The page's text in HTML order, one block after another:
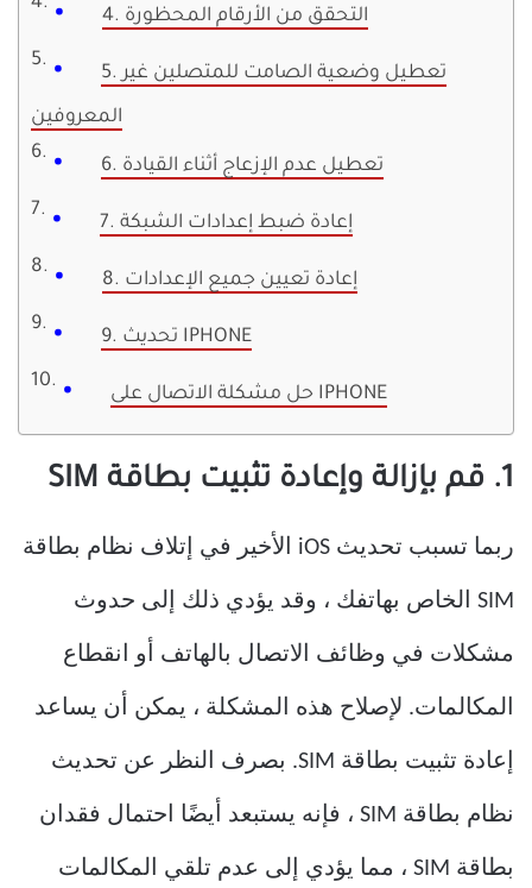
4. التحقق من الأرقام المحظورة
5. تعطيل وضعية الصامت للمتصلين غير
المعروفين
6. تعطيل عدم الإزعاج أثناء القيادة
7. إعادة ضبط إعدادات الشبكة
8. إعادة تعيين جميع الإعدادات
9. تحديث IPHONE
حل مشكلة الاتصال على IPHONE
1. قم بإزالة وإعادة تثبيت بطاقة SIM
ربما تسبب تحديث iOS الأخير في إتلاف نظام بطاقة
SIM الخاص بهاتفك ، وقد يؤدي ذلك إلى حدوث
مشكلات في وظائف الاتصال بالهاتف أو انقطاع
المكالمات. لإصلاح هذه المشكلة ، يمكن أن يساعد
إعادة تثبيت بطاقة SIM. بصرف النظر عن تحديث
نظام بطاقة SIM ، فإنه يستبعد أيضًا احتمال فقدان
بطاقة SIM ، مما يؤدي إلى عدم تلقي المكالمات